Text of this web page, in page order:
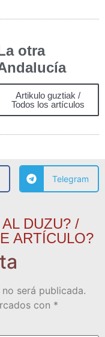
otra
Artikulo guztiak /
Todos los artículos
Telegram
DUZU? /
ARTÍCULO?
será publicada.
con *